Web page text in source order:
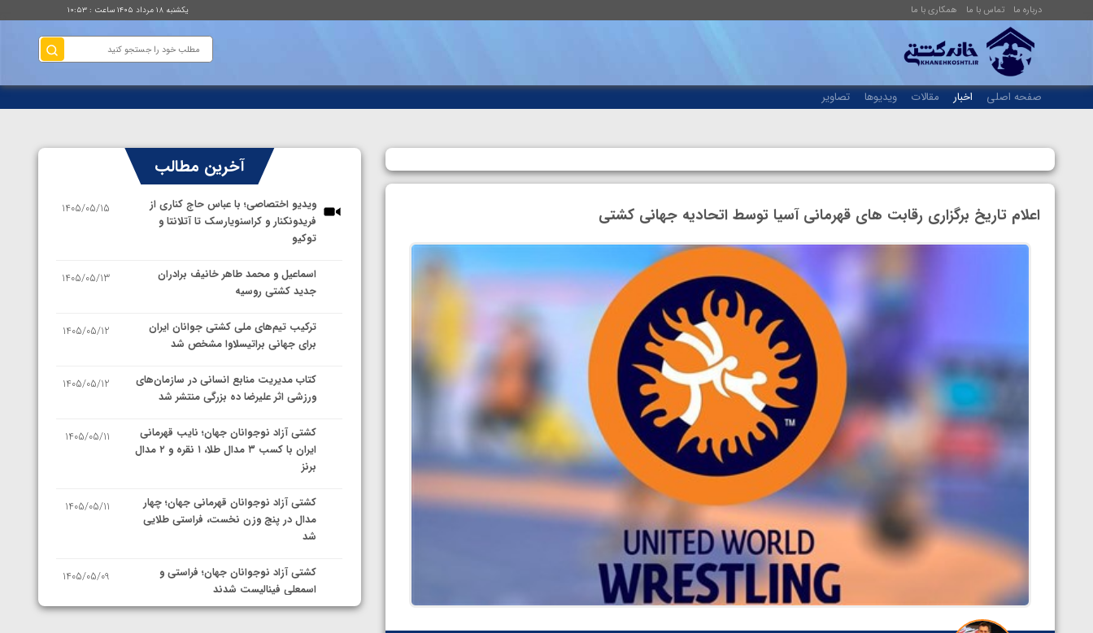
درباره ما تماس با ما همکاری با ما یکشنبه ۱۸ مرداد ۱۴۰۵ ساعت : ۱۰:۵۳
صفحه اصلی اخبار مقالات ویدیوها تصاویر
اعلام تاریخ برگزاری رقابت های قهرمانی آسیا توسط اتحادیه جهانی کشتی
آخرین مطالب
ویدیو اختصاصی؛ با عباس حاج کناری از
فریدونکنار و کراسنویارسک تا آتلانتا و
توکیو
1405/05/15
اسماعیل و محمد طاهر خانیف برادران
جدید کشتی روسیه
1405/05/13
ترکیب تیم‌های ملی کشتی جوانان ایران
برای جهانی براتیسلاوا مشخص شد
1405/05/12
کتاب مدیریت منابع انسانی در سازمان‌های
ورزشی اثر علیرضا ده بزرگی منتشر شد
1405/05/12
کشتی آزاد نوجوانان جهان؛ نایب قهرمانی
ایران با کسب ۳ مدال طلا، ۱ نقره و ۲ مدال
برنز
1405/05/11
کشتی آزاد نوجوانان قهرمانی جهان؛ چهار
مدال در پنج وزن نخست، فراستی طلایی
شد
1405/05/11
کشتی آزاد نوجوانان جهان؛ فراستی و
اسمعلی فینالیست شدند
1405/05/09